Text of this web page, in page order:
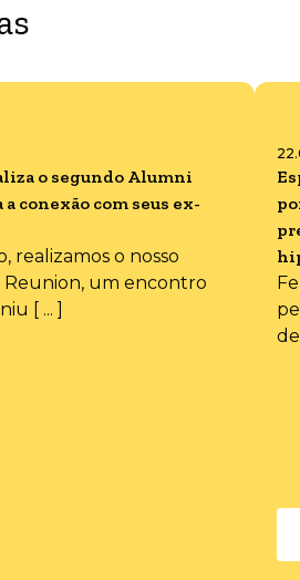
o segundo Alumni
conexão com seus ex-
realizamos o nosso
um encontro
[ ... ]